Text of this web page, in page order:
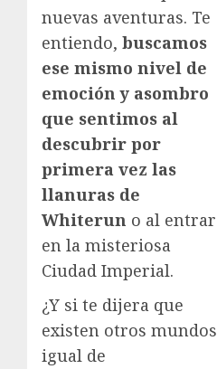
nuevas aventuras. Te
entiendo, buscamos
ese mismo nivel de
emoción y asombro
que sentimos al
descubrir por
primera vez las
llanuras de
Whiterun o al entrar
en la misteriosa
Ciudad Imperial.
¿Y si te dijera que
existen otros mundos
igual de